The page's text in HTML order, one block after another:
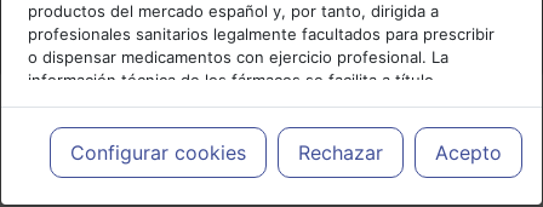
Cancelar
productos del mercado español y, por tanto, dirigida a
profesionales sanitarios legalmente facultados para prescribir
o dispensar medicamentos con ejercicio profesional. La
información técnica de los fármacos se facilita a título
meramente informativo, siendo responsabilidad de los
profesionales facultados prescribir medicamentos y decidir, en
cada caso concreto, el tratamiento más adecuado a las
necesidades del paciente.
Configurar cookies Rechazar Acepto
PUBLICIDAD